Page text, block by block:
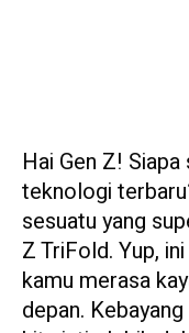
Hai Gen Z!
teknologi
sesuatu yang
Z TriFold. Yup,
kamu merasa
depan.